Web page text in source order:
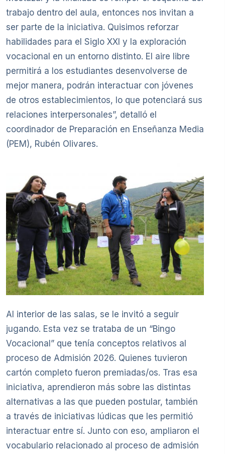
trabajo dentro del aula, entonces nos invitan a
ser parte de la iniciativa. Quisimos reforzar
habilidades para el Siglo XXI y la exploración
vocacional en un entorno distinto. El aire libre
permitirá a los estudiantes desenvolverse de
mejor manera, podrán interactuar con jóvenes
de otros establecimientos, lo que potenciará sus
relaciones interpersonales”, detalló el
coordinador de Preparación en Enseñanza Media
(PEM), Rubén Olivares.
Al interior de las salas, se le invitó a seguir
jugando. Esta vez se trataba de un “Bingo
Vocacional” que tenía conceptos relativos al
proceso de Admisión 2026. Quienes tuvieron
cartón completo fueron premiadas/os. Tras esa
iniciativa, aprendieron más sobre las distintas
alternativas a las que pueden postular, también
a través de iniciativas lúdicas que les permitió
interactuar entre sí. Junto con eso, ampliaron el
vocabulario relacionado al proceso de admisión